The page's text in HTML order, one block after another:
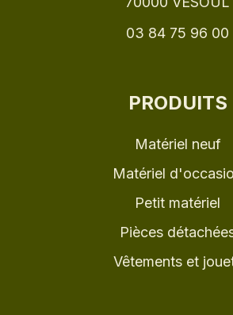
03 84 75 96 00
PRODUITS
Matériel neuf
Matériel
Petit matériel
Pièces
Vêtements et